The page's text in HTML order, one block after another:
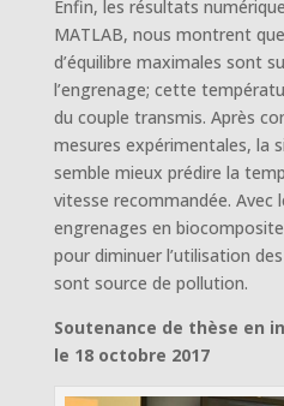
Enfin, les résultats
MATLAB, nous montrent
d’équilibre maximales sont
l’engrenage; cette
du couple transmis. Après
mesures expérimentales, la
semble mieux prédire la
vitesse recommandée. Avec
engrenages en
pour diminuer l’utilisation
sont source de pollution.
Soutenance de thèse en
le 18 octobre 2017